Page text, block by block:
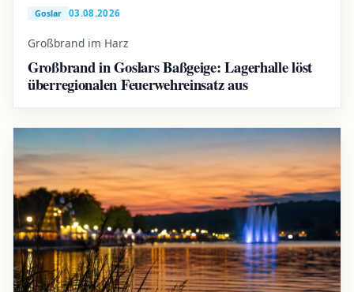
Goslar 03.08.2026
Großbrand im Harz
Großbrand in Goslars Baßgeige: Lagerhalle löst
überregionalen Feuerwehreinsatz aus